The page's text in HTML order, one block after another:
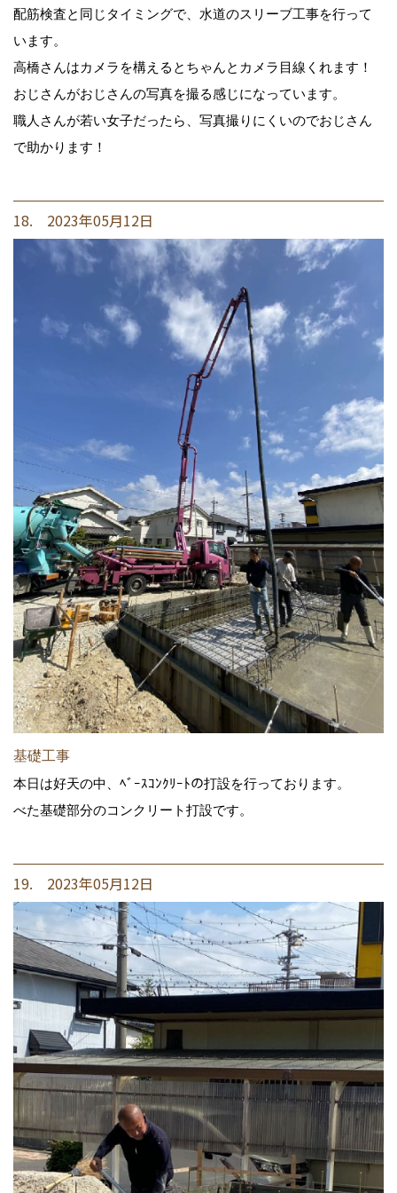
配筋検査と同じタイミングで、水道のスリーブ工事を行って
います。
高橋さんはカメラを構えるとちゃんとカメラ目線くれます！
おじさんがおじさんの写真を撮る感じになっています。
職人さんが若い女子だったら、写真撮りにくいのでおじさん
で助かります！
18. 2023年05月12日
基礎工事
本日は好天の中、ﾍﾞｰｽｺﾝｸﾘｰﾄの打設を行っております。
べた基礎部分のコンクリート打設です。
19. 2023年05月12日